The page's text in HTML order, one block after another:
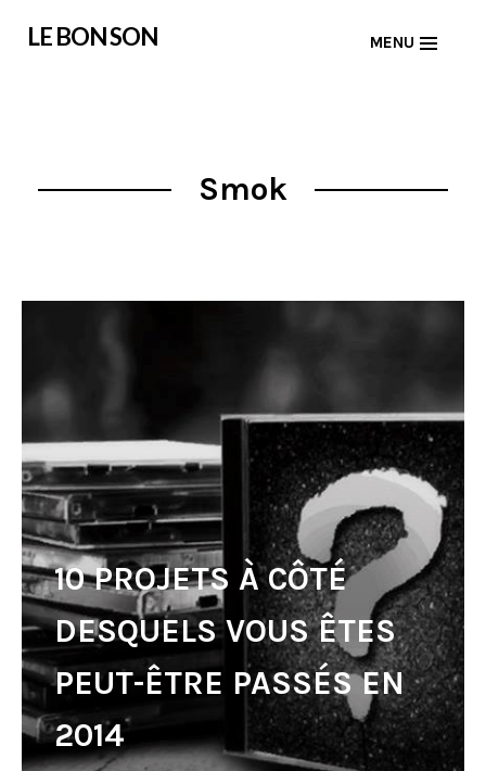
LE BON SON MENU
Smok
10 PROJETS À CÔTÉ
DESQUELS VOUS ÊTES
PEUT-ÊTRE PASSÉS EN
2014